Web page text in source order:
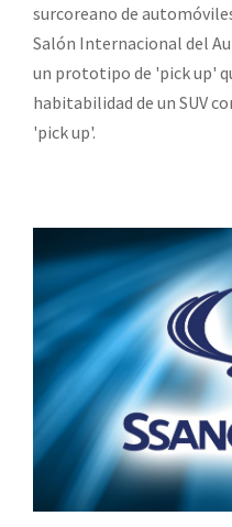
surcoreano de
Salón Internacional del
un prototipo de 'pick up'
habitabilidad de un SUV
'pick up'.